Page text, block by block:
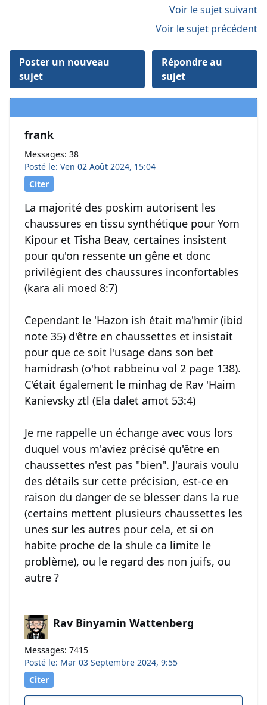
Voir le sujet suivant
Voir le sujet précédent
Poster un nouveau
sujet
Répondre au
sujet
frank
Messages: 38
Posté le: Ven 02 Août 2024, 15:04
Citer
La majorité des poskim autorisent les
chaussures en tissu synthétique pour Yom
Kipour et Tisha Beav, certaines insistent
pour qu'on ressente un gêne et donc
privilégient des chaussures inconfortables
(kara ali moed 8:7)
Cependant le 'Hazon ish était ma'hmir (ibid
note 35) d'être en chaussettes et insistait
pour que ce soit l'usage dans son bet
hamidrash (o'hot rabbeinu vol 2 page 138).
C'était également le minhag de Rav 'Haim
Kanievsky ztl (Ela dalet amot 53:4)
Je me rappelle un échange avec vous lors
duquel vous m'aviez précisé qu'être en
chaussettes n'est pas "bien". J'aurais voulu
des détails sur cette précision, est-ce en
raison du danger de se blesser dans la rue
(certains mettent plusieurs chaussettes les
unes sur les autres pour cela, et si on
habite proche de la shule ca limite le
problème), ou le regard des non juifs, ou
autre ?
Rav Binyamin Wattenberg
Messages: 7415
Posté le: Mar 03 Septembre 2024, 9:55
Citer